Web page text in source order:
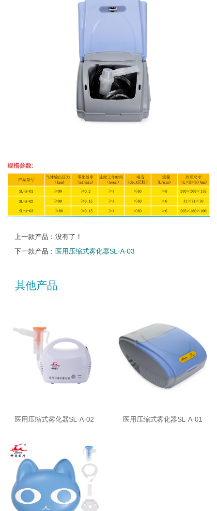
上一款产品：没有了！
下一款产品： 医用压缩式雾化器SL-A-03
其他产品
医用压缩式雾化器SL-A-02 医用压缩式雾化器SL-A-01